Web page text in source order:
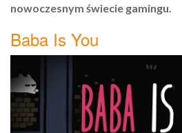
nowoczesnym świecie gamingu.
Baba Is You